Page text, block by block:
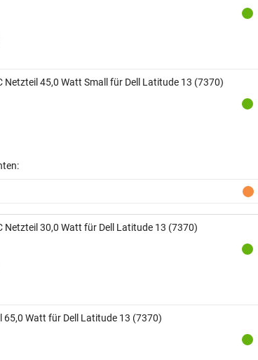
Netzteil 45,0 Watt Small für Dell Latitude 13 (7370)
Netzteil 30,0 Watt für Dell Latitude 13 (7370)
65,0 Watt für Dell Latitude 13 (7370)